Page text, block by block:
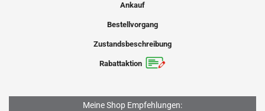
Ankauf
Bestellvorgang
Zustandsbeschreibung
Rabattaktion
Meine Shop Empfehlungen: